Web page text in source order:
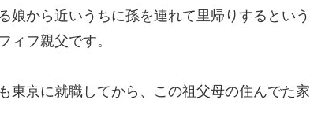
娘から近いうちに孫を連れて里帰りするとい
ィフ親父です。
東京に就職してから、この祖父母の住んでた